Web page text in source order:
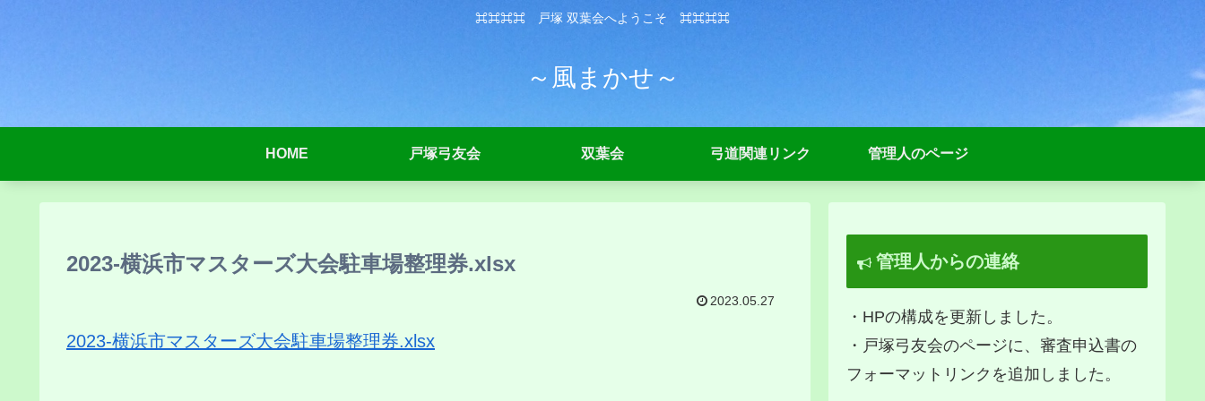
⌘⌘⌘⌘ 戸塚 双葉会へようこそ ⌘⌘⌘⌘
～風まかせ～
HOME 戸塚弓友会 双葉会 弓道関連リンク 管理人のページ
2023-横浜市マスターズ大会駐車場整理券.xlsx
2023.05.27
2023-横浜市マスターズ大会駐車場整理券.xlsx
管理人からの連絡
・HPの構成を更新しました。
・戸塚弓友会のページに、審査申込書の
フォーマットリンクを追加しました。